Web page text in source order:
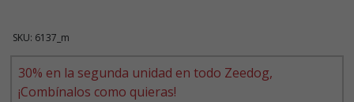
SKU: 6137_m
30% en la segunda unidad en todo Zeedog,
¡Combínalos como quieras!